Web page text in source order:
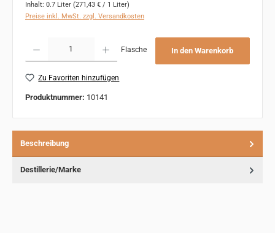
Inhalt: 0.7 Liter (271,43 € / 1 Liter)
Preise inkl. MwSt. zzgl. Versandkosten
Flasche In den Warenkorb
Zu Favoriten hinzufügen
Produktnummer: 10141
Beschreibung
Destillerie/Marke